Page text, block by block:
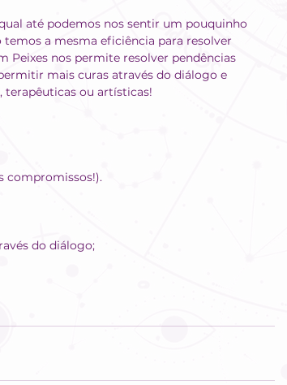
até podemos nos sentir um pouquinho
a mesma eficiência para resolver
Peixes nos permite resolver pendências
mais curas através do diálogo e
terapêuticas ou artísticas!
compromissos!).
do diálogo;